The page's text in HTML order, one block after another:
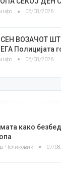
06/08/2026
ВОЗАЧОТ
Полицијата
06/08/2026
како
Челиковиќ 07/